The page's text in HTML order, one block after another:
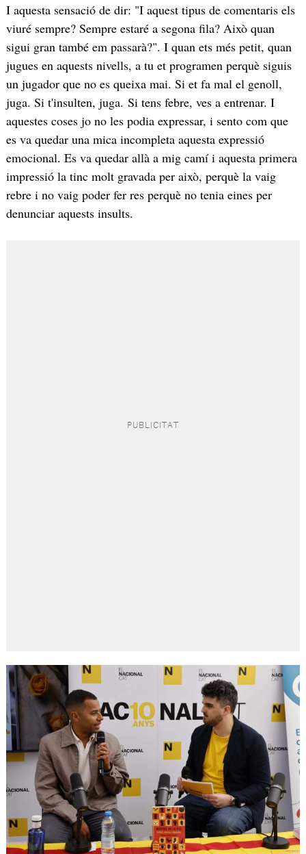
I aquesta sensació de dir: "I aquest tipus de comentaris els
viuré sempre? Sempre estaré a segona fila? Això quan
sigui gran també em passarà?". I quan ets més petit, quan
jugues en aquests nivells, a tu et programen perquè siguis
un jugador que no es queixa mai. Si et fa mal el genoll,
juga. Si t'insulten, juga. Si tens febre, ves a entrenar. I
aquestes coses jo no les podia expressar, i sento com que
es va quedar una mica incompleta aquesta expressió
emocional. Es va quedar allà a mig camí i aquesta primera
impressió la tinc molt gravada per això, perquè la vaig
rebre i no vaig poder fer res perquè no tenia eines per
denunciar aquests insults.